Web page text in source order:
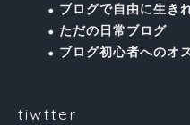
ブログで自由に生き
ただの日常ブログ
ブログ初心者へのオ
tiwtter